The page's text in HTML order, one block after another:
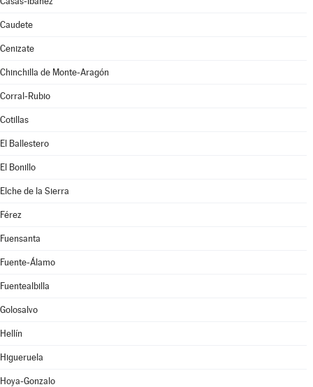
Caudete
Cenizate
Chinchilla de Monte-Aragón
Corral-Rubio
Cotillas
El Ballestero
El Bonillo
Elche de la Sierra
Férez
Fuensanta
Fuente-Álamo
Fuentealbilla
Golosalvo
Hellín
Higueruela
Hoya-Gonzalo